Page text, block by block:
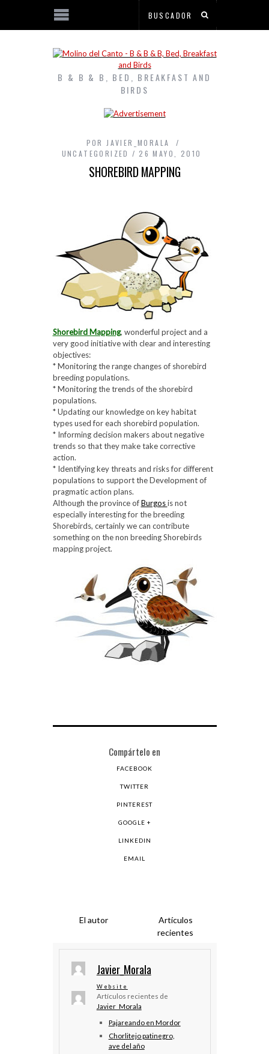
B & B & B, BED, BREAKFAST AND
BIRDS
POR JAVIER_MORALA
UNCATEGORIZED
26 MAYO, 2010
SHOREBIRD MAPPING
Shorebird Mapping, wonderful project and a
very good initiative with clear and interesting
objectives:
* Monitoring the range changes of shorebird
breeding populations.
* Monitoring the trends of the shorebird
populations.
* Updating our knowledge on key habitat
types used for each shorebird population.
* Informing decision makers about negative
trends so that they make take corrective
action.
* Identifying key threats and risks for different
populations to support the Development of
pragmatic action plans.
Although the province ofBurgosis not
especially interesting for the breeding
Shorebirds, certainly we can contribute
something on the non breeding Shorebirds
mapping project.
Compártelo en
FACEBOOK
TWITTER
PINTEREST
GOOGLE +
LINKEDIN
EMAIL
El autor
Artículos
recientes
Javier_Morala
Website
Artículos recientes de
Javier_Morala
Pajareando en Mordor
Chorlitejo patinegro,
ave del año